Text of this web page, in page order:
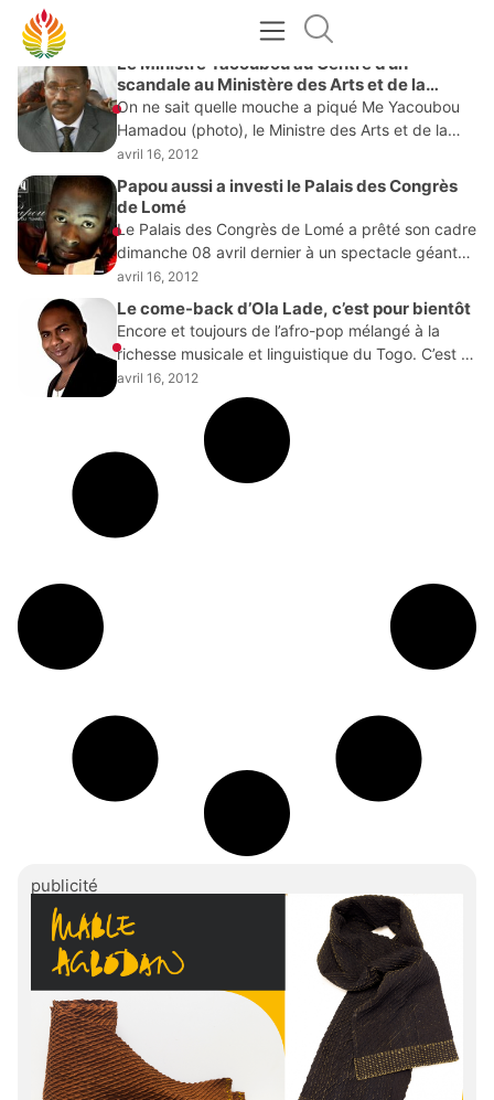
AVRIL 16, 2012
Le Ministre Yacoubou au Centre d’un
scandale au Ministère des Arts et de la
Culture
On ne sait quelle mouche a piqué Me Yacoubou
Hamadou (photo), le Ministre des Arts et de la
Culture du Togo. On ne finira pas si tôt de
s’interroger sur
avril 16, 2012
Papou aussi a investi le Palais des Congrès
de Lomé
Le Palais des Congrès de Lomé a prêté son cadre
dimanche 08 avril dernier à un spectacle géant
qui a drainé une « horde » de spectateurs. L’ex
sociétaire du
avril 16, 2012
Le come-back d’Ola Lade, c’est pour bientôt
Encore et toujours de l’afro-pop mélangé à la
richesse musicale et linguistique du Togo. C’est la
ligne d’Ola Lade, chanteur togolais résidant en
Allemagne qui annonce un retour discographique
avril 16, 2012
publicité